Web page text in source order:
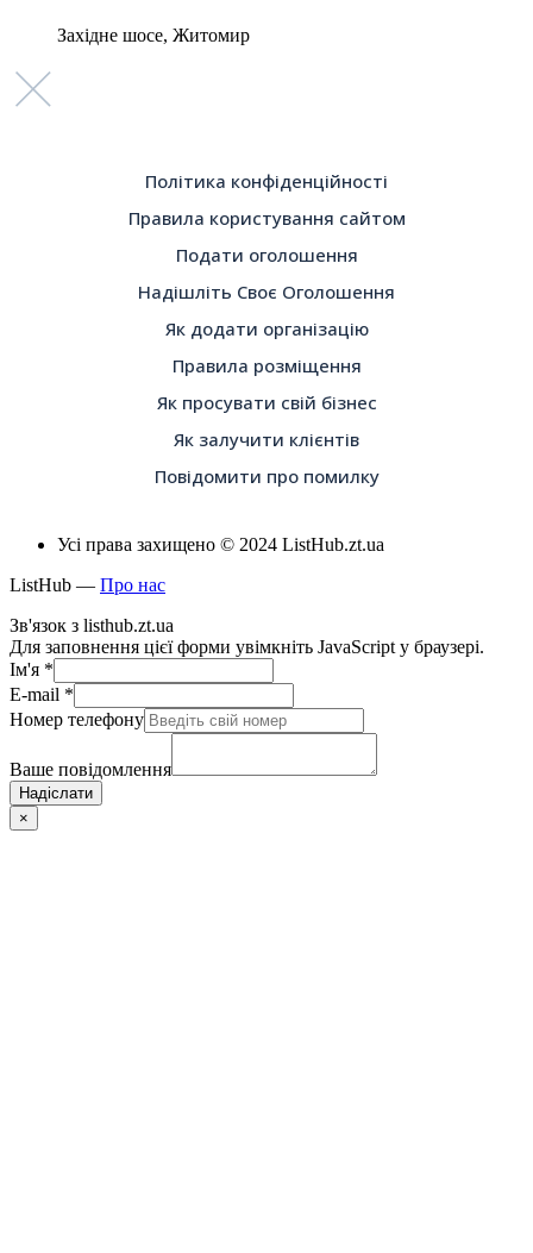
Західне шосе, Житомир
Політика конфіденційності
Правила користування сайтом
Подати оголошення
Надішліть Своє Оголошення
Як додати організацію
Правила розміщення
Як просувати свій бізнес
Як залучити клієнтів
Повідомити про помилку
Усі права захищено © 2024 ListHub.zt.ua
ListHub — Про нас
Зв'язок з listhub.zt.ua
Для заповнення цієї форми увімкніть JavaScript у браузері.
Ім'я *
E-mail *
Номер телефону
Ваше повідомлення
Надіслати
×